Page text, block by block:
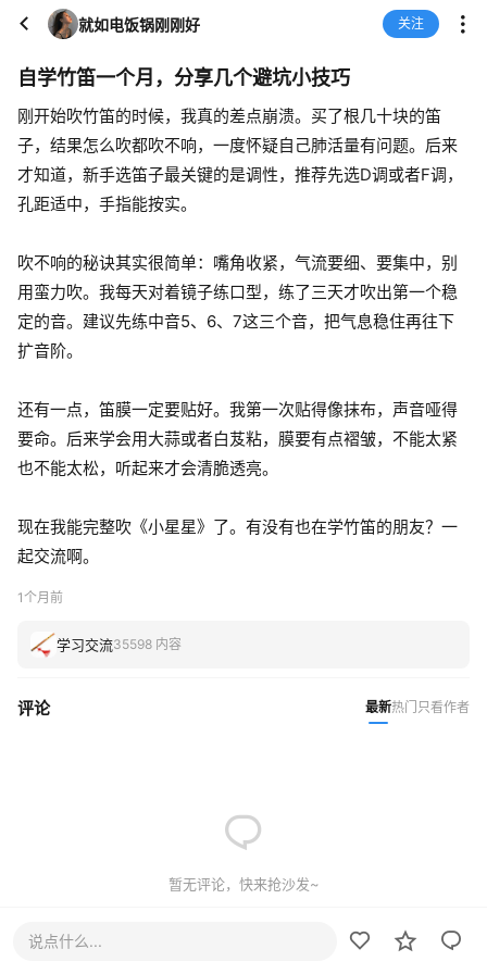
就如电饭锅刚刚好 关注
自学竹笛一个月，分享几个避坑小技巧
刚开始吹竹笛的时候，我真的差点崩溃。买了根几十块的笛
子，结果怎么吹都吹不响，一度怀疑自己肺活量有问题。后来
才知道，新手选笛子最关键的是调性，推荐先选D调或者F调，
孔距适中，手指能按实。
吹不响的秘诀其实很简单：嘴角收紧，气流要细、要集中，别
用蛮力吹。我每天对着镜子练口型，练了三天才吹出第一个稳
定的音。建议先练中音5、6、7这三个音，把气息稳住再往下
扩音阶。
还有一点，笛膜一定要贴好。我第一次贴得像抹布，声音哑得
要命。后来学会用大蒜或者白芨粘，膜要有点褶皱，不能太紧
也不能太松，听起来才会清脆透亮。
现在我能完整吹《小星星》了。有没有也在学竹笛的朋友？一
起交流啊。
1个月前
学习交流35598 内容
评论 最新热门 只看作者
暂无评论，快来抢沙发~
说点什么...